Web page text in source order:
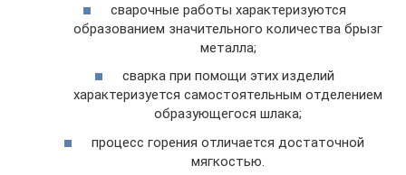
сварочные работы характеризуются
образованием значительного количества брызг
металла;
сварка при помощи этих изделий
характеризуется самостоятельным отделением
образующегося шлака;
процесс горения отличается достаточной
мягкостью.